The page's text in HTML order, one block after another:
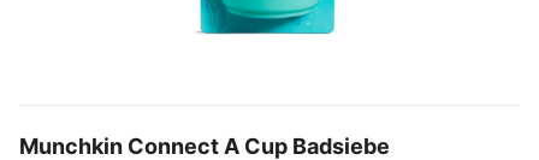
Munchkin Connect A Cup Badsiebe